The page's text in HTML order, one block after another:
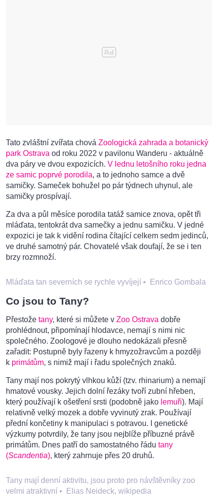
Tato zvláštní zvířata chová Zoologická zahrada a botanický
park Ostrava od roku 2022 v pavilonu Wanderu - aktuálně
dva páry ve dvou expozicích. V lednu letošního roku jedna
ze samic poprvé porodila, a to jednoho samce a dvě
samičky. Sameček bohužel po pár týdnech uhynul, ale
samičky prospívají.
Za dva a půl měsíce porodila tatáž samice znova, opět tři
mláďata, tentokrát dva samečky a jednu samičku. V jedné
expozici je tak k vidění rodina čítající celkem sedm jedinců,
ve druhé samotný pár. Chovatelé však doufají, že se i ten
brzy rozmnoží.
Mláďata tan severních se rychle vyvíjejí • Enrico Gombala
Co jsou to Tany?
Přestože tany, které si můžete v Zoo Ostrava dobře
prohlédnout, připomínají hlodavce, nemají s nimi nic
společného. Zoologové je dlouho nedokázali přesně
zařadit: Postupně byly řazeny k hmyzožravcům a později
k primátům, s nimiž mají i řadu společných znaků.
Tany mají nos pokrytý vlhkou kůží (tzv. rhinarium) a nemají
hmatové vousky. Jejich dolní řezáky tvoří zubní hřeben,
který používají k ošetření srsti (podobně jako lemuři). Mají
relativně velký mozek a dobře vyvinutý zrak. Používají
přední končetiny k manipulaci s potravou. I genetické
výzkumy potvrdily, že tany jsou nejblíže příbuzné právě
primátům. Dnes patří do samostatného řádu tany
(Scandentia), který zahrnuje přes 20 druhů.
Tany mají denní aktivitu, jsou proto pro návštěvníky zoo
velmi atraktivní • Elias Neideck, wikipedia